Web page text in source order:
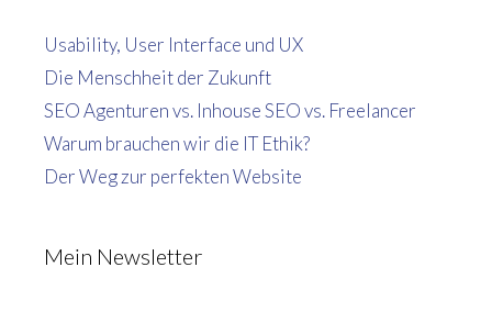
Usability, User Interface und UX
Die Menschheit der Zukunft
SEO Agenturen vs. Inhouse SEO vs. Freelancer
Warum brauchen wir die IT Ethik?
Der Weg zur perfekten Website
Mein Newsletter